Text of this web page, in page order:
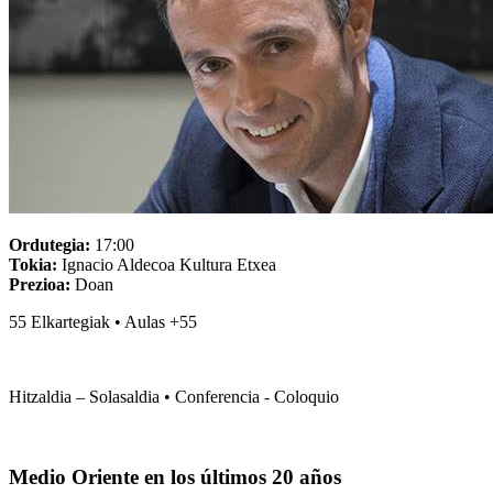
Ordutegia: 17:00
Tokia: Ignacio Aldecoa Kultura Etxea
Prezioa: Doan
55 Elkartegiak • Aulas +55
Hitzaldia – Solasaldia • Conferencia - Coloquio
Medio Oriente en los últimos 20 años